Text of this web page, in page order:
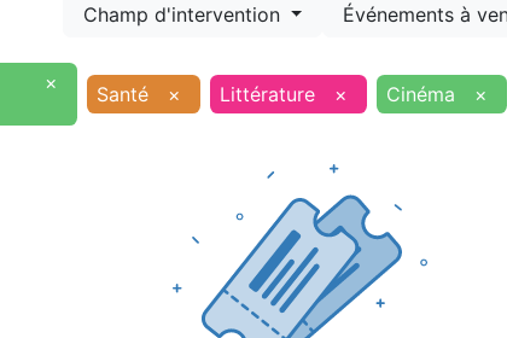
Champ d'intervention Événements à
× Santé × Littérature × Cinéma ×